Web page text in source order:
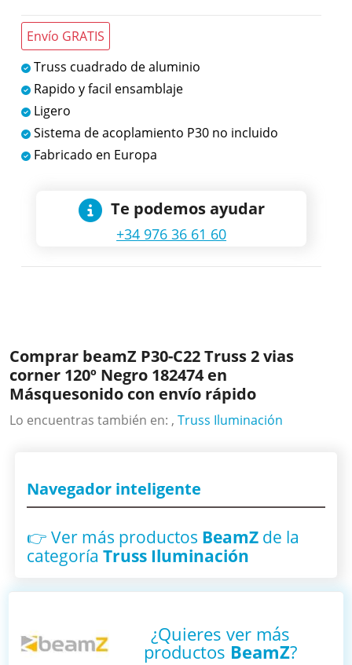
Envío GRATIS
Truss cuadrado de aluminio
Rapido y facil ensamblaje
Ligero
Sistema de acoplamiento P30 no incluido
Fabricado en Europa
Te podemos ayudar
+34 976 36 61 60
Comprar beamZ P30-C22 Truss 2 vias
corner 120º Negro 182474 en
Másquesonido con envío rápido
Lo encuentras también en: ,Truss Iluminación
Navegador inteligente
👉 Ver más productos BeamZde la
categoría Truss Iluminación
¿Quieres ver más
productos BeamZ?